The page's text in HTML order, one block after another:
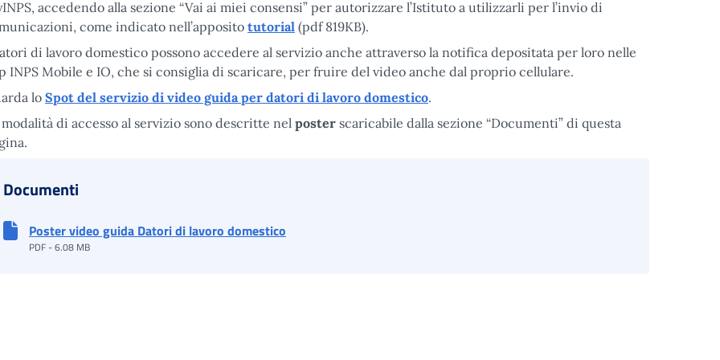
accedendo alla sezione “Vai ai miei consensi” per autorizzare l’Istituto a utilizzarli per l’invio di
come indicato nell’apposito tutorial (pdf 819KB).
di lavoro domestico possono accedere al servizio anche attraverso la notifica depositata per loro nelle
INPS Mobile e IO, che si consiglia di scaricare, per fruire del video anche dal proprio cellulare.
lo Spot del servizio di video guida per datori di lavoro domestico.
di accesso al servizio sono descritte nel poster scaricabile dalla sezione “Documenti” di questa
Documenti
Poster video guida Datori di lavoro domestico
PDF - 6.08 MB